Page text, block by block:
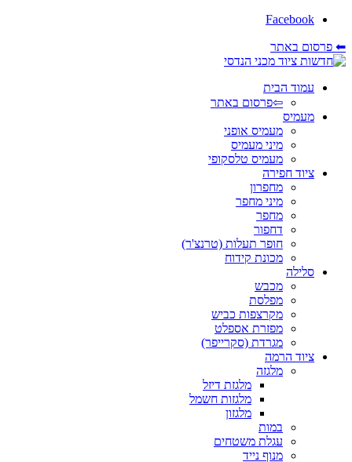
Facebook
⬅ פרסום באתר
עמוד הבית
⇦פרסום באתר
מעמיס
מעמיס אופני
מיני מעמיס
מעמיס טלסקופי
ציוד חפירה
מחפרון
מיני מחפר
מחפר
דחפור
חופר תעלות (טרנצ'ר)
מכונת קידוח
סלילה
מכבש
מפלסת
מקרצפות כביש
מפזרת אספלט
מגרדת (סקרייפר)
ציוד הרמה
מלגזה
מלגזת דיזל
מלגזות חשמל
מלגזון
במות
עגלת משטחים
מנוף נייד